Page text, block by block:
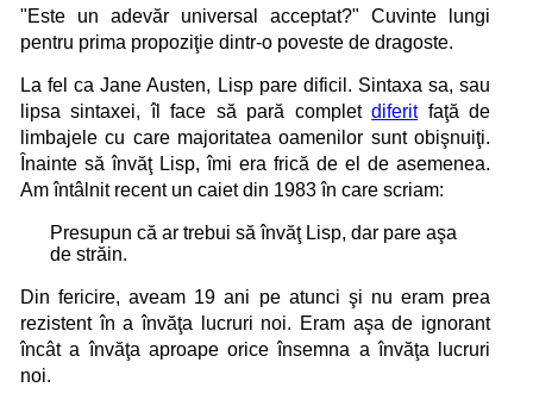
"Este un adevăr universal acceptat?" Cuvinte lungi
pentru prima propoziţie dintr-o poveste de dragoste.
La fel ca Jane Austen, Lisp pare dificil. Sintaxa sa, sau
lipsa sintaxei, îl face să pară completdiferitfaţă de
limbajele cu care majoritatea oamenilor sunt obişnuiţi.
Înainte să învăţ Lisp, îmi era frică de el de asemenea.
Am întâlnit recent un caiet din 1983 în care scriam:
Presupun că ar trebui să învăţ Lisp, dar pare aşa
de străin.
Din fericire, aveam 19 ani pe atunci şi nu eram prea
rezistent în a învăţa lucruri noi. Eram aşa de ignorant
încât a învăţa aproape orice însemna a învăţa lucruri
noi.